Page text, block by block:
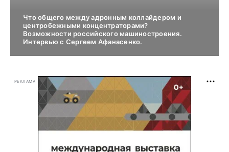
Что общего между адронным коллайдером и
центробежными концентраторами?
Возможности российского машиностроения.
Интервью с Сергеем Афанасенко.
РЕКЛАМА